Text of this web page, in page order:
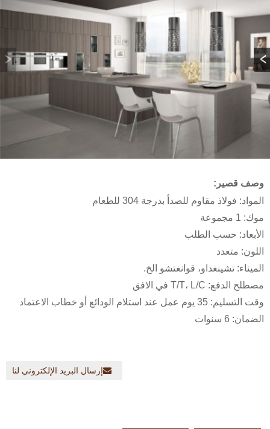
وصف قصير:
المواد: فولاذ مقاوم للصدأ بدرجة 304 للطعام
موك: 1 مجموعة
الأبعاد: حسب الطلب
اللون: متعدد
الميناء: تشينغداو، قوانغتشو الخ.
مصطلح الدفع: T/T، L/C في الافق
وقت التسليم: 35 يوم عمل عند استلام الودائع أو خطاب الاعتماد
الضمان: 6 سنوات
إرسال البريد الإلكتروني لنا